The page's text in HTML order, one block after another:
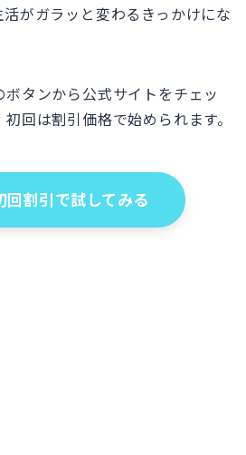
がガラッと変わるきっかけにな
タンから公式サイトをチェッ
回は割引価格で始められます。
回割引で試してみる